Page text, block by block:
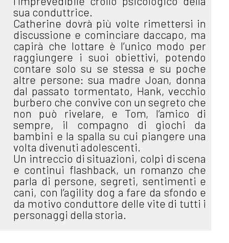
sua conduttrice.
Catherine dovrà più volte rimettersi in
discussione e cominciare daccapo, ma
capirà che lottare è l’unico modo per
raggiungere i suoi obiettivi, potendo
contare solo su se stessa e su poche
altre persone: sua madre Joan, donna
dal passato tormentato, Hank, vecchio
burbero che convive con un segreto che
non può rivelare, e Tom, l’amico di
sempre, il compagno di giochi da
bambini e la spalla su cui piangere una
volta divenuti adolescenti.
Un intreccio di situazioni, colpi di scena
e continui flashback, un romanzo che
parla di persone, segreti, sentimenti e
cani, con l’agility dog a fare da sfondo e
da motivo conduttore delle vite di tutti i
personaggi della storia.